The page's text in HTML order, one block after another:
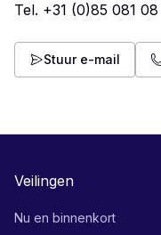
Tel. +31 (0)85 081 08
Stuur e-mail
Veilingen
Nu en binnenkort